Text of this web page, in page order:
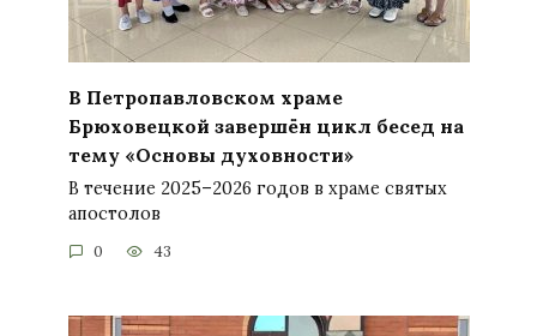
В Петропавловском храме
Брюховецкой завершён цикл бесед на
тему «Основы духовности»
В течение 2025–2026 годов в храме святых
апостолов
0 43